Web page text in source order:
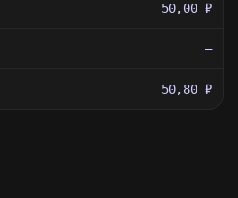
50,00 ₽
—
50,80 ₽